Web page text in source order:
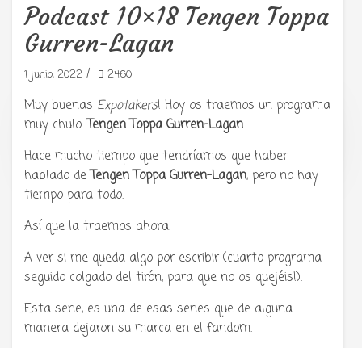
Tu radio y podcast sobre manga,
anime y cultura japonesa ツ
Podcast 10×18 Tengen Toppa
Gurren-Lagan
1 junio, 2022 / 2460
Muy buenas Expotakers! Hoy os traemos un programa
muy chulo:Tengen Toppa Gurren-Lagan.
Hace mucho tiempo que tendríamos que haber
hablado deTengen Toppa Gurren-Lagan, pero no hay
tiempo para todo.
Así que la traemos ahora.
A ver si me queda algo por escribir (cuarto programa
seguido colgado del tirón, para que no os quejéis!).
Esta serie, es una de esas series que de alguna
manera dejaron su marca en el fandom.